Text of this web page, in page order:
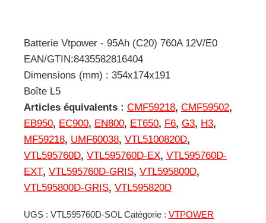
Batterie Vtpower - 95Ah (C20) 760A 12V/E0
EAN/GTIN:8435582816404
Dimensions (mm) : 354x174x191
Boîte L5
Articles équivalents : CMF59218, CMF59502,
EB950, EC900, EN800, ET650, F6, G3, H3,
MF59218, UMF60038, VTL5100820D,
VTL595760D, VTL595760D-EX, VTL595760D-
EXT, VTL595760D-GRIS, VTL595800D,
VTL595800D-GRIS, VTL595820D
UGS : VTL595760D-SOL Catégorie : VTPOWER